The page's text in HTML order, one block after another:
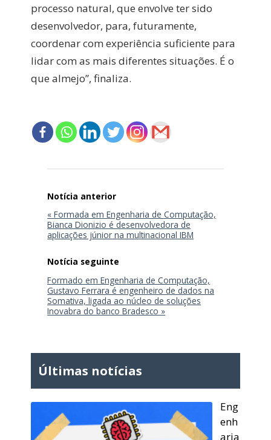
processo natural, que envolve ter sido
desenvolvedor, para, futuramente,
coordenar com experiência suficiente para
lidar com as mais diferentes situações. É o
que almejo”, finaliza.
Post
« Formada em Engenharia de Computação,
Bianca Dionizio é desenvolvedora de
aplicações júnior na multinacional IBM
Formado em Engenharia de Computação,
Gustavo Ferrara é engenheiro de dados na
Somativa, ligada ao núcleo de soluções
Inovabra do banco Bradesco »
Últimas notícias
Eng
enh
aria